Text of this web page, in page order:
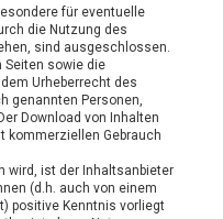
für eventuelle
die Nutzung des
sind ausgeschlossen.
Seiten sowie die
Urheberrecht des
genannten Personen,
Download von Inhalten
kommerziellen Gebrauch
wird, ist der Inhaltsanbieter
(d.h. auch von einem
positive Kenntnis vorliegt